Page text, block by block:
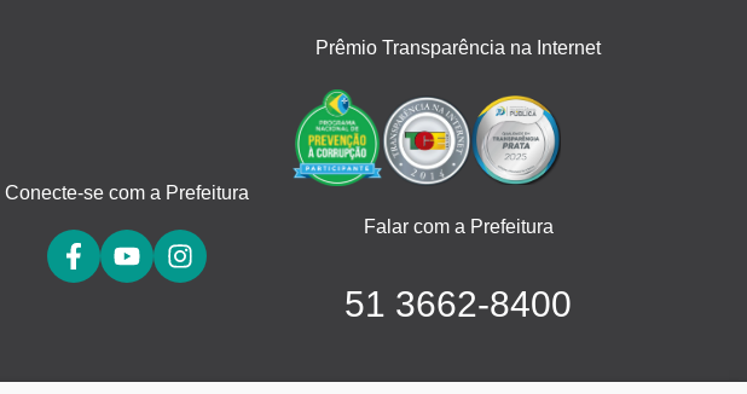
Conecte-se com a Prefeitura
Prêmio Transparência na Internet
Falar com a Prefeitura
51 3662-8400